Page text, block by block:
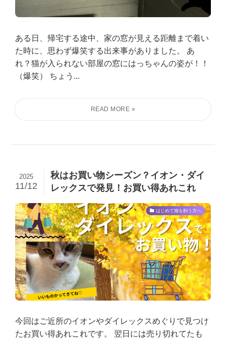
ある日、帰宅する途中、家の窓が見える距離まで着い
た時に、思わず爆笑する出来事がありました。 あ
れ？猫が入られない部屋の窓にはっちゃんの姿が！！
（爆笑） ちょう...
秋はお買い物シーズン？イオン・ダイ
レックスで発見！お買い得あれこれ
2025
11/12
はじめて猫を飼う方へ
今回はご近所のイオンやダイレックスめぐりで見つけ
たお買い得あれこれです。 翌日には売り切れてたも